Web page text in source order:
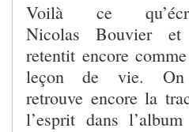
Voilà ce
Nicolas Bouvier
retentit encore
leçon de vie.
retrouve encore la
l’esprit dans l’album